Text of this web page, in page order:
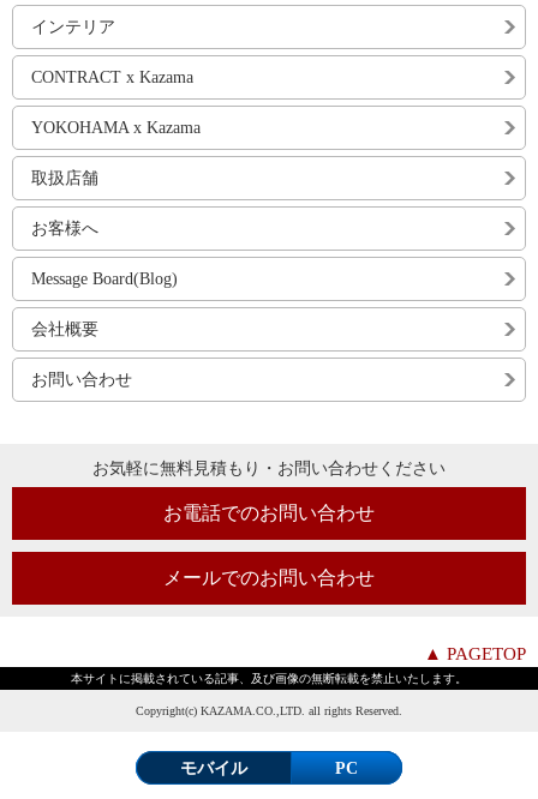
インテリア
CONTRACT x Kazama
YOKOHAMA x Kazama
取扱店舗
お客様へ
Message Board(Blog)
会社概要
お問い合わせ
お気軽に無料見積もり・お問い合わせください
お電話でのお問い合わせ
メールでのお問い合わせ
▲ PAGETOP
本サイトに掲載されている記事、及び画像の無断転載を禁止いたします。
Copyright(c) KAZAMA.CO.,LTD. all rights Reserved.
モバイル PC